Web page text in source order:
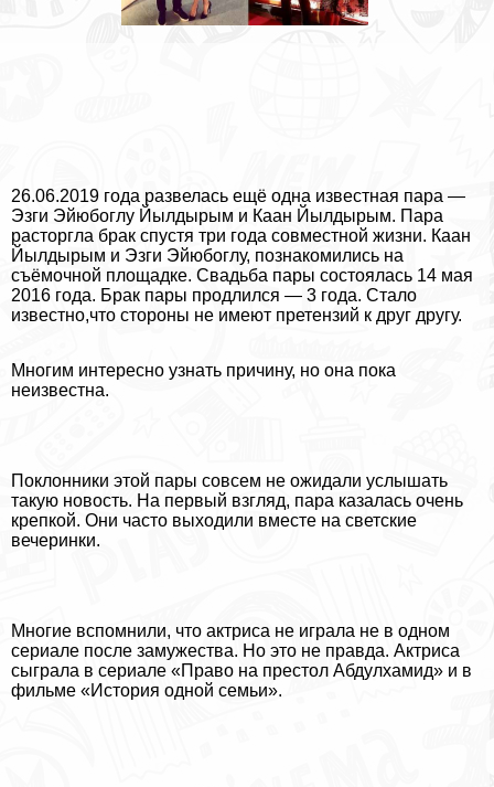
26.06.2019 года развелась ещё одна известная пара —
Эзги Эйюбоглу Йылдырым и Каан Йылдырым. Пара
расторгла бpaк спустя три года совместной жизни. Каан
Йылдырым и Эзги Эйюбоглу, познакомились на
съёмочной площадке. Свадьба пары состоялась 14 мая
2016 года. Бpaк пары продлился — 3 года. Стало
известно,что стороны не имеют претензий к друг другу.
Многим интересно узнать причину, но она пока
неизвестна.
Поклонники этой пары совсем не ожидали услышать
такую новость. На первый взгляд, пара казалась очень
крепкой. Они часто выходили вместе на светские
вечеринки.
Многие вспомнили, что актриса не играла не в одном
сериале после замужества. Но это не правда. Актриса
сыграла в сериале «Право на престол Абдулхамид» и в
фильме «История одной семьи».